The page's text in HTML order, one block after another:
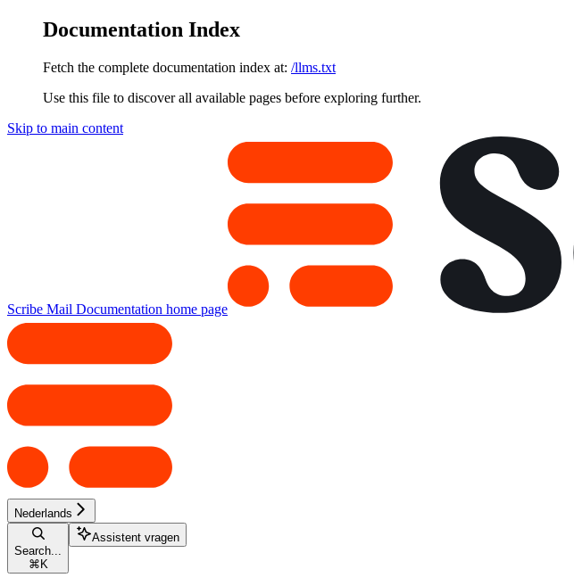
Documentation Index
Fetch the complete documentation index at: /llms.txt
Use this file to discover all available pages before exploring further.
Skip to main content
Scribe Mail Documentation home page
Nederlands
Search...
⌘ K
Assistent vragen